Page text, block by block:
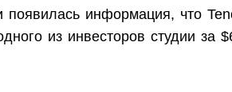
информация, что
из инвесторов студии за